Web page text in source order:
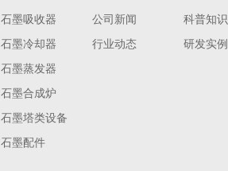
石墨吸收器
石墨冷却器
石墨蒸发器
石墨合成炉
石墨塔类设备
石墨配件
公司新闻
行业动态
科普知识
研发实例